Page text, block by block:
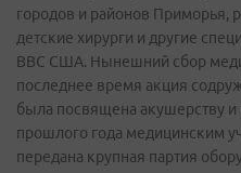
городов и районов Приморья,
детские хирурги и другие
ВВС США. Нынешний сбор
последнее время акция
была посвящена акушерству и
прошлого года медицинским
передана крупная партия